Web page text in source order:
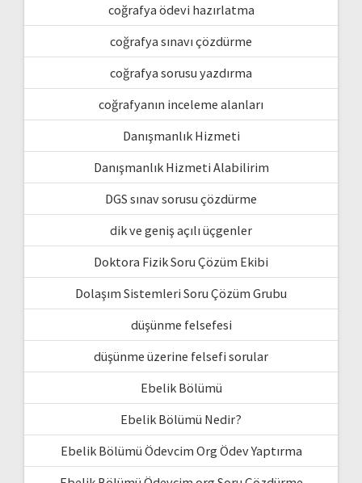
coğrafya ödevi hazırlatma
coğrafya sınavı çözdürme
coğrafya sorusu yazdırma
coğrafyanın inceleme alanları
Danışmanlık Hizmeti
Danışmanlık Hizmeti Alabilirim
DGS sınav sorusu çözdürme
dik ve geniş açılı üçgenler
Doktora Fizik Soru Çözüm Ekibi
Dolaşım Sistemleri Soru Çözüm Grubu
düşünme felsefesi
düşünme üzerine felsefi sorular
Ebelik Bölümü
Ebelik Bölümü Nedir?
Ebelik Bölümü Ödevcim Org Ödev Yaptırma